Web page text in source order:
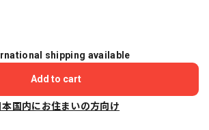
shipping available
Add to cart
本国内にお住まいの方向け